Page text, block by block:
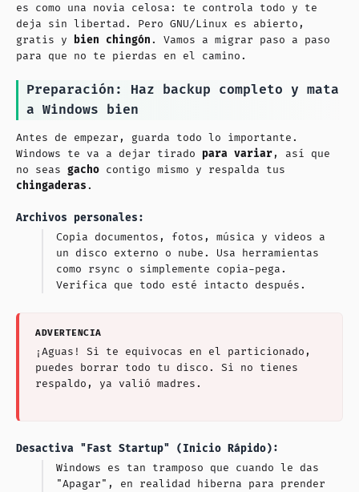
es como una novia celosa: te controla todo y te
deja sin libertad. Pero GNU/Linux es abierto,
gratis y
bien chingón. Vamos a migrar paso a paso
para que no te pierdas en el camino.
Preparación: Haz backup completo y mata
a Windows bien
Antes de empezar, guarda todo lo importante.
Windows te va a dejar tirado para variar, así que
no seas gacho contigo mismo y respalda tus
chingaderas.
Archivos personales:
Copia documentos, fotos, música y videos a
un disco externo o nube. Usa herramientas
como rsync o simplemente copia-pega.
Verifica que todo esté intacto después.
¡Aguas! Si te equivocas en el particionado,
puedes borrar todo tu disco. Si no tienes
respaldo, ya valió madres.
Desactiva "Fast Startup" (Inicio Rápido):
Windows es tan tramposo que cuando le das
"Apagar", en realidad hiberna para prender